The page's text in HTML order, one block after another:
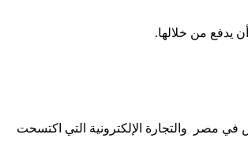
يدفع من خلالها.
مصر والتجارة الإلكترونية التي اكتسحت